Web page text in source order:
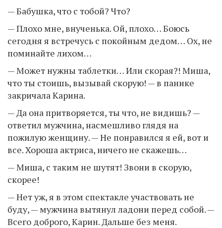
— Бабушка, что с тобой? Что?
— Плохо мне, внученька. Ой, плохо… Боюсь
сегодня я встречусь с покойным дедом… Ох, не
поминайте лихом…
— Может нужны таблетки… Или скорая?! Миша,
что ты стоишь, вызывай скорую! — в панике
закричала Карина.
— Да она притворяется, ты что, не видишь? —
ответил мужчина, насмешливо глядя на
пожилую женщину. — Не понравился я ей, вот и
все. Хороша актриса, ничего не скажешь…
— Миша, с таким не шутят! Звони в скорую,
скорее!
— Нет уж, я в этом спектакле участвовать не
буду, — мужчина вытянул ладони перед собой. —
Всего доброго, Карин. Дальше без меня.